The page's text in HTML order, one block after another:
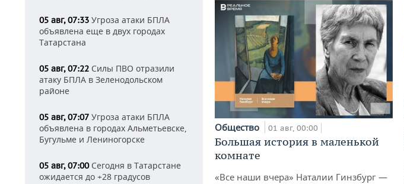
05 авг, 07:33 Угроза атаки БПЛА
объявлена еще в двух городах
Татарстана
05 авг, 07:22 Силы ПВО отразили
атаку БПЛА в Зеленодольском
районе
05 авг, 07:07 Угроза атаки БПЛА
объявлена в городах Альметьевске,
Бугульме и Лениногорске
05 авг, 07:00Сегодня в Татарстане
ожидается до +28 градусов
Общество 01 авг, 00:00
Большая история в маленькой
комнате
«Все наши вчера» Наталии Гинзбург —